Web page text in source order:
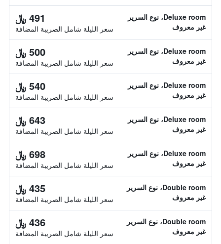
Deluxe room، نوع السرير
غير معروف
491 ﷼
سعر الليلة شامل الصريبة المضافة
Deluxe room، نوع السرير
غير معروف
500 ﷼
سعر الليلة شامل الصريبة المضافة
Deluxe room، نوع السرير
غير معروف
540 ﷼
سعر الليلة شامل الصريبة المضافة
Deluxe room، نوع السرير
غير معروف
643 ﷼
سعر الليلة شامل الصريبة المضافة
Deluxe room، نوع السرير
غير معروف
698 ﷼
سعر الليلة شامل الصريبة المضافة
Double room، نوع السرير
غير معروف
435 ﷼
سعر الليلة شامل الصريبة المضافة
Double room، نوع السرير
غير معروف
436 ﷼
سعر الليلة شامل الصريبة المضافة